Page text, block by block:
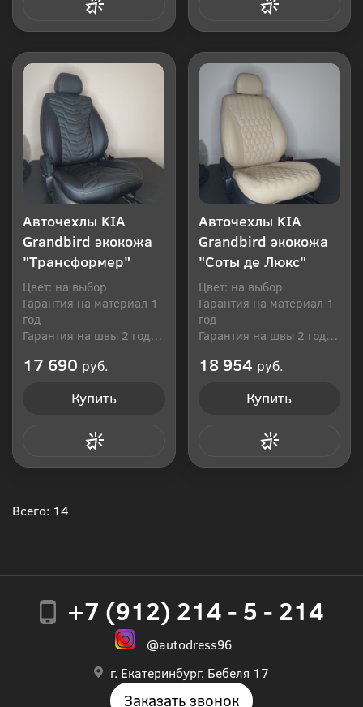
Авточехлы KIA
Grandbird экокожа
"Трансформер"
Цвет: на выбор
Гарантия на материал 1
год
Гарантия на швы 2 года
17 690 руб.
Купить
Авточехлы KIA
Grandbird экокожа
"Соты де Люкс"
Цвет: на выбор
Гарантия на материал 1
год
Гарантия на швы 2 года
18 954 руб.
Купить
Всего: 14
+7 (912) 214 - 5 - 214
@autodress96
г. Екатеринбург, Бебеля 17
Заказать звонок